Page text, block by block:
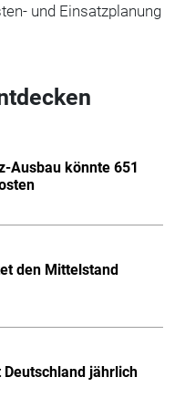
und Einsatzplanung
Ausbau könnte 651
den Mittelstand
jährlich